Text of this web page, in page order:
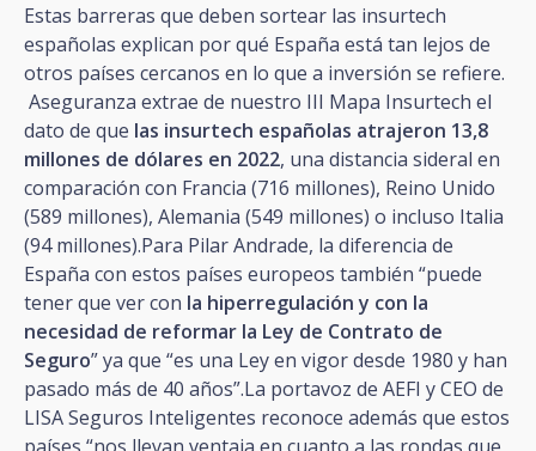
Estas barreras que deben sortear las insurtech
españolas explican por qué España está tan lejos de
otros países cercanos en lo que a inversión se refiere.
Aseguranza extrae de nuestro III Mapa Insurtech el
dato de que las insurtech españolas atrajeron 13,8
millones de dólares en 2022, una distancia sideral en
comparación con Francia (716 millones), Reino Unido
(589 millones), Alemania (549 millones) o incluso Italia
(94 millones).Para Pilar Andrade, la diferencia de
España con estos países europeos también “puede
tener que ver con la hiperregulación y con la
necesidad de reformar la Ley de Contrato de
Seguro” ya que “es una Ley en vigor desde 1980 y han
pasado más de 40 años”.La portavoz de AEFI y CEO de
LISA Seguros Inteligentes reconoce además que estos
países “nos llevan ventaja en cuanto a las rondas que